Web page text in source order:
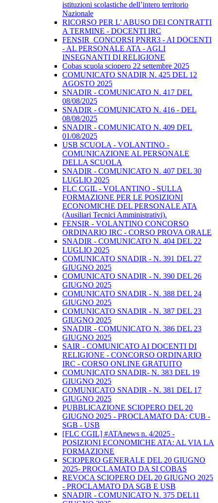
istituzioni scolastiche dell’intero territorio
Nazionale
RICORSO PER L' ABUSO DEI CONTRATTI
A TERMINE - DOCENTI IRC
FENSIR_CONCORSI PNRR3 - AI DOCENTI
- AL PERSONALE ATA - AGLI
INSEGNANTI DI RELIGIONE
Cobas scuola sciopero 22 settembre 2025
COMUNICATO SNADIR N. 425 DEL 12
AGOSTO 2025
SNADIR - COMUNICATO N. 417 DEL
08/08/2025
SNADIR - COMUNICATO N. 416 - DEL
08/08/2025
SNADIR - COMUNICATO N. 409 DEL
01/08/2025
USB SCUOLA - VOLANTINO -
COMUNICAZIONE AL PERSONALE
DELLA SCUOLA
SNADIR - COMUNICATO N. 407 DEL 30
LUGLIO 2025
FLC CGIL - VOLANTINO - SULLA
FORMAZIONE PER LE POSIZIONI
ECONOMICHE DEL PERSONALE ATA
(Ausiliari Tecnici Amministrativi).
FENSIR - VOLANTINO CONCORSO
ORDINARIO IRC - CORSO PROVA ORALE
SNADIR - COMUNICATO N. 404 DEL 22
LUGLIO 2025
COMUNICATO SNADIR - N. 391 DEL 27
GIUGNO 2025
COMUNICATO SNADIR - N. 390 DEL 26
GIUGNO 2025
COMUNICATO SNADIR - N. 388 DEL 24
GIUGNO 2025
COMUNICATO SNADIR - N. 387 DEL 23
GIUGNO 2025
SNADIR - COMUNICATO N. 386 DEL 23
GIUGNO 2025
SAIR - COMUNICATO AI DOCENTI DI
RELIGIONE - CONCORSO ORDINARIO
IRC - CORSO ONLINE GRATUITO
COMUNICATO SNADIR- N. 383 DEL 19
GIUGNO 2025
COMUNICATO SNADIR - N. 381 DEL 17
GIUGNO 2025
PUBBLICAZIONE SCIOPERO DEL 20
GIUGNO 2025 - PROCLAMATO DA: CUB -
SGB - USB
[FLC CGIL] #ATAnews n. 4/2025 -
POSIZIONI ECONOMICHE ATA: AL VIA LA
FORMAZIONE
SCIOPERO GENERALE DEL 20 GIUGNO
2025- PROCLAMATO DA SI COBAS
REVOCA SCIOPERO DEL 20 GIUGNO 2025
- PROCLAMATO DA SGB E USB
SNADIR - COMUNICATO N. 375 DEL11